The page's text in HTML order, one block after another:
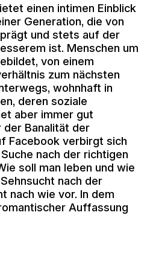
einen intimen Einblick
Generation, die von
und stets auf der
ist. Menschen um
von einem
zum nächsten
wohnhaft in
deren soziale
aber immer gut
Banalität der
Facebook verbirgt sich
nach der richtigen
soll man leben und wie
nach der
nach wie vor. In dem
Auffassung